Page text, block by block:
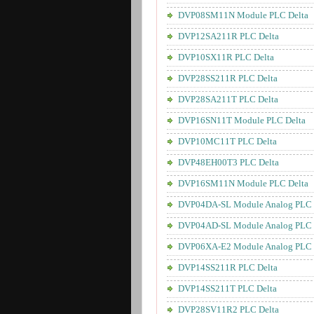
DVP08SM11N Module PLC Delta
DVP12SA211R PLC Delta
DVP10SX11R PLC Delta
DVP28SS211R PLC Delta
DVP28SA211T PLC Delta
DVP16SN11T Module PLC Delta
DVP10MC11T PLC Delta
DVP48EH00T3 PLC Delta
DVP16SM11N Module PLC Delta
DVP04DA-SL Module Analog PLC
DVP04AD-SL Module Analog PLC
DVP06XA-E2 Module Analog PLC
DVP14SS211R PLC Delta
DVP14SS211T PLC Delta
DVP28SV11R2 PLC Delta